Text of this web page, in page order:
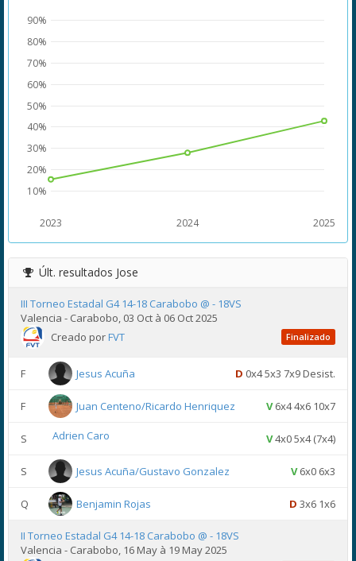
2023 2024 2025
10%
20%
30%
40%
50%
60%
70%
80%
90%
Últ. resultados Jose
III Torneo Estadal G4 14-18 Carabobo @ - 18VS
Valencia - Carabobo, 03 Oct à 06 Oct 2025
Creado porFVT Finalizado
F Jesus Acuña D 0x4 5x3 7x9 Desist.
F Juan Centeno/Ricardo Henriquez V6x4 4x6 10x7
S Adrien Caro V4x0 5x4 (7x4)
S Jesus Acuña/Gustavo Gonzalez V6x0 6x3
Q Benjamin Rojas D 3x6 1x6
II Torneo Estadal G4 14-18 Carabobo @ - 18VS
Valencia - Carabobo, 16 May à 19 May 2025